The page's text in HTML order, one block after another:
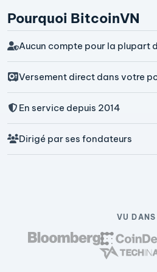
Pourquoi BitcoinVN
Aucun compte pour la plupart
Versement direct dans votre
En service depuis 2014
Dirigé par ses fondateurs
VU DANS